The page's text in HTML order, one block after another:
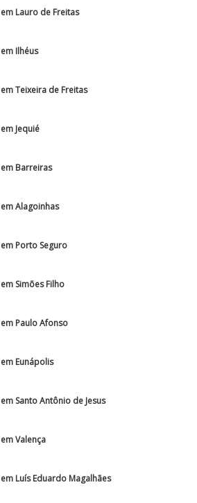
Lauro de Freitas
Ilhéus
Teixeira de Freitas
Jequié
Barreiras
Alagoinhas
Porto Seguro
Simões Filho
Paulo Afonso
Eunápolis
Santo Antônio de Jesus
Valença
Luís Eduardo Magalhães